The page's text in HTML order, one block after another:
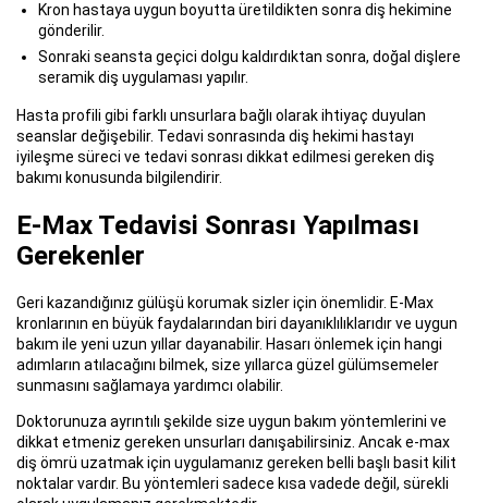
Kron hastaya uygun boyutta üretildikten sonra diş hekimine
gönderilir.
Sonraki seansta geçici dolgu kaldırdıktan sonra, doğal dişlere
seramik diş uygulaması yapılır.
Hasta profili gibi farklı unsurlara bağlı olarak ihtiyaç duyulan
seanslar değişebilir. Tedavi sonrasında diş hekimi hastayı
iyileşme süreci ve tedavi sonrası dikkat edilmesi gereken diş
bakımı konusunda bilgilendirir.
E-Max Tedavisi Sonrası Yapılması
Gerekenler
Geri kazandığınız gülüşü korumak sizler için önemlidir. E-Max
kronlarının en büyük faydalarından biri dayanıklılıklarıdır ve uygun
bakım ile yeni uzun yıllar dayanabilir. Hasarı önlemek için hangi
adımların atılacağını bilmek, size yıllarca güzel gülümsemeler
sunmasını sağlamaya yardımcı olabilir.
Doktorunuza ayrıntılı şekilde size uygun bakım yöntemlerini ve
dikkat etmeniz gereken unsurları danışabilirsiniz. Ancak e-max
diş ömrü uzatmak için uygulamanız gereken belli başlı basit kilit
noktalar vardır. Bu yöntemleri sadece kısa vadede değil, sürekli